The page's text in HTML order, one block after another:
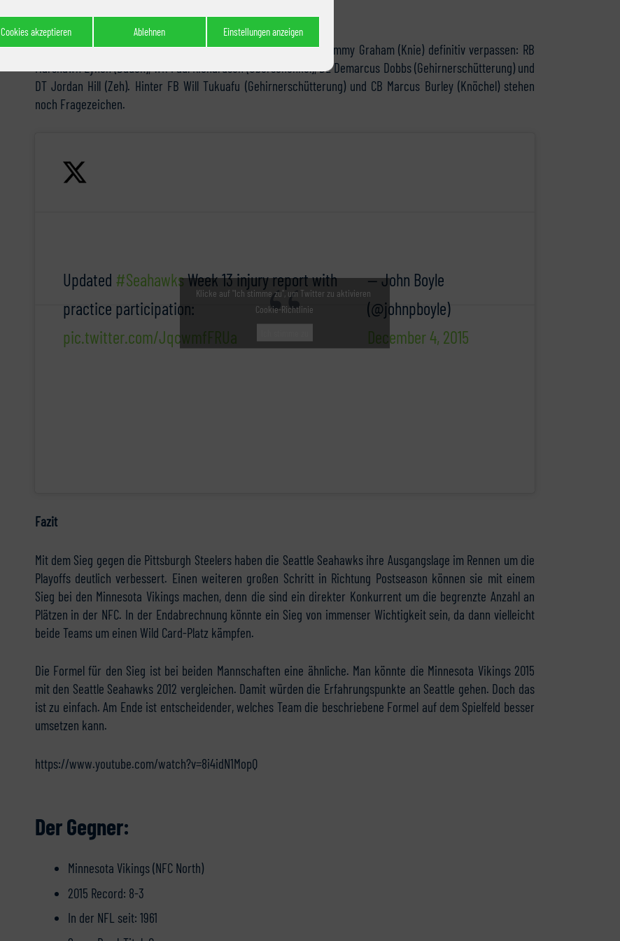
Cookies akzeptieren Ablehnen Einstellungen anzeigen
Vier Spieler der Seahawks werden das Spiel neben Tight End Jimmy Graham (Knie) definitiv verpassen: RB
Marshawn Lynch (Bauch), WR Paul Richardson (Oberschenkel), DE Demarcus Dobbs (Gehirnerschütterung) und
DT Jordan Hill (Zeh). Hinter FB Will Tukuafu (Gehirnerschütterung) und CB Marcus Burley (Knöchel) stehen
noch Fragezeichen.
Updated #SeahawksWeek 13 injury report with
practice participation:
pic.twitter.com/JqcwmfFRUa
— John Boyle
(@johnpboyle)
December 4, 2015
Klicke auf "Ich stimme zu", um Twitter zu aktivieren
Cookie-Richtlinie
Fazit
Mit dem Sieg gegen die Pittsburgh Steelers haben die Seattle Seahawks ihre Ausgangslage im Rennen um die
Playoffs deutlich verbessert. Einen weiteren großen Schritt in Richtung Postseason können sie mit einem
Sieg bei den Minnesota Vikings machen, denn die sind ein direkter Konkurrent um die begrenzte Anzahl an
Plätzen in der NFC. In der Endabrechnung könnte ein Sieg von immenser Wichtigkeit sein, da dann vielleicht
beide Teams um einen Wild Card-Platz kämpfen.
Die Formel für den Sieg ist bei beiden Mannschaften eine ähnliche. Man könnte die Minnesota Vikings 2015
mit den Seattle Seahawks 2012 vergleichen. Damit würden die Erfahrungspunkte an Seattle gehen. Doch das
ist zu einfach. Am Ende ist entscheidender, welches Team die beschriebene Formel auf dem Spielfeld besser
umsetzen kann.
https://www.youtube.com/watch?v=8i4idN1MopQ
Der Gegner:
Minnesota Vikings (NFC North)
2015 Record: 8-3
In der NFL seit: 1961